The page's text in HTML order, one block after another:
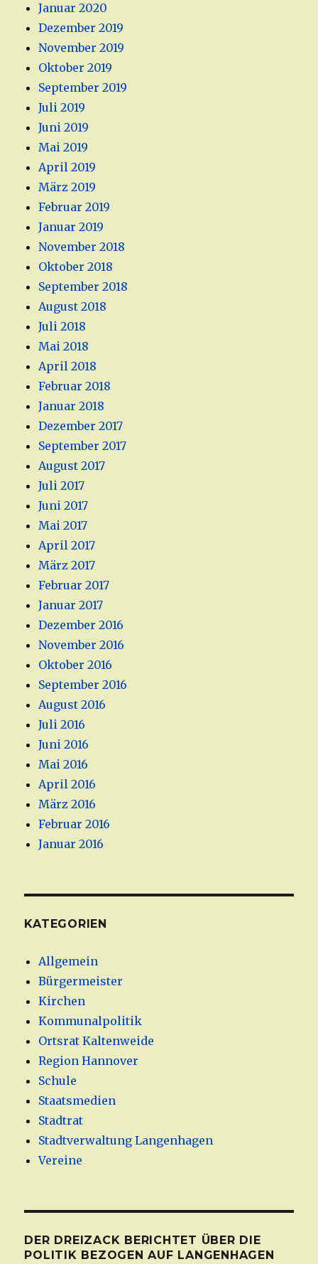
Januar 2020
Dezember 2019
November 2019
Oktober 2019
September 2019
Juli 2019
Juni 2019
Mai 2019
April 2019
März 2019
Februar 2019
Januar 2019
November 2018
Oktober 2018
September 2018
August 2018
Juli 2018
Mai 2018
April 2018
Februar 2018
Januar 2018
Dezember 2017
September 2017
August 2017
Juli 2017
Juni 2017
Mai 2017
April 2017
März 2017
Februar 2017
Januar 2017
Dezember 2016
November 2016
Oktober 2016
September 2016
August 2016
Juli 2016
Juni 2016
Mai 2016
April 2016
März 2016
Februar 2016
Januar 2016
KATEGORIEN
Allgemein
Bürgermeister
Kirchen
Kommunalpolitik
Ortsrat Kaltenweide
Region Hannover
Schule
Staatsmedien
Stadtrat
Stadtverwaltung Langenhagen
Vereine
DER DREIZACK BERICHTET ÜBER DIE
POLITIK BEZOGEN AUF LANGENHAGEN